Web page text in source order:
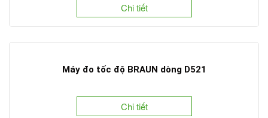
Chi tiết
Máy đo tốc độ BRAUN dòng D521
Chi tiết